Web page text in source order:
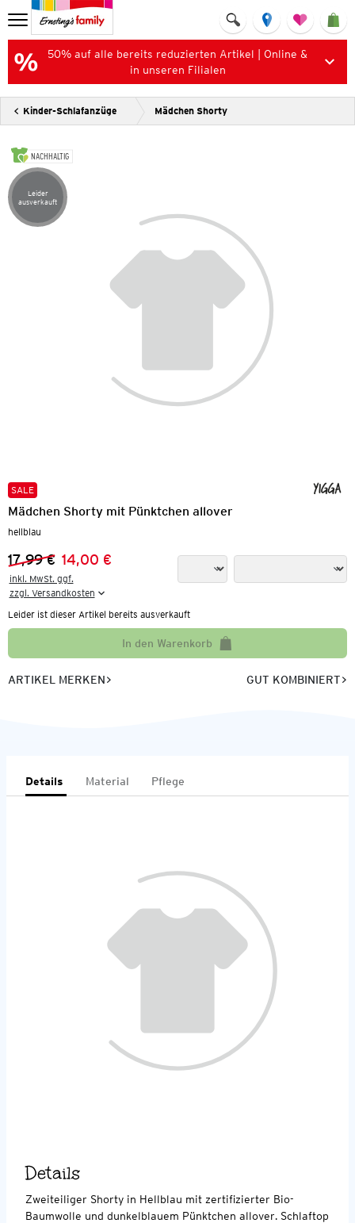
50% auf alle bereits reduzierten Artikel | Online &
in unseren Filialen
Kinder-Schlafanzüge Mädchen Shorty
NACHHALTIG
Artikel leider ausverkauft
Leider
ausverkauft
SALE
Mädchen Shorty mit Pünktchen allover
hellblau
Vorheriger Preis:
17,99 €
Neuer Preis:
14,00 €
inkl. MwSt. ggf.
zzgl. Versandkosten
Leider ist dieser Artikel bereits ausverkauft
In den Warenkorb
ARTIKEL MERKEN GUT KOMBINIERT
Details Material Pflege
Details
Zweiteiliger Shorty in Hellblau mit zertifizierter Bio-
Baumwolle und dunkelblauem Pünktchen allover. Schlaftop